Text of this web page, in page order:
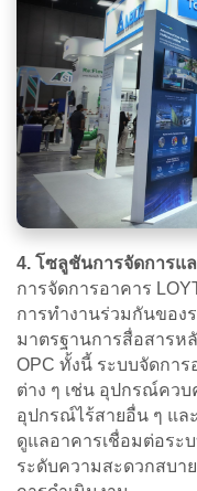
4. โซลูชันการจัดการแ
การจัดการอาคาร
การทำงานร่วมกันของ
มาตรฐานการสื่อสารห
OPC ทั้งนี้ ระบบจัดกา
ต่าง ๆ เช่น อุปกรณ์ควบ
อุปกรณ์ไร้สายอื่น ๆ แล
ดูแลอาคารเชื่อมต่อระ
ระดับความสะดวกสบา